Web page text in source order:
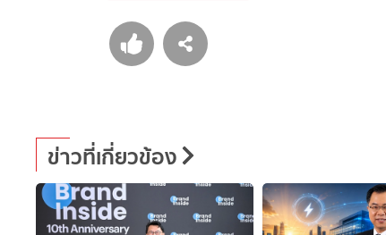
ข่าวที่เกี่ยวข้อง